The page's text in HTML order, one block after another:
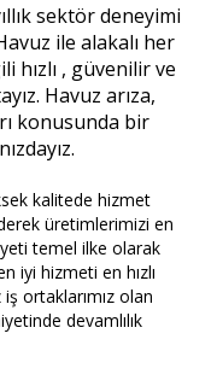
sektör deneyimi
ile alakalı her
hızlı , güvenilir ve
Havuz arıza,
konusunda bir
kalitede hizmet
üretimlerimizi en
temel ilke olarak
iyi hizmeti en hızlı
ortaklarımız olan
devamlılık